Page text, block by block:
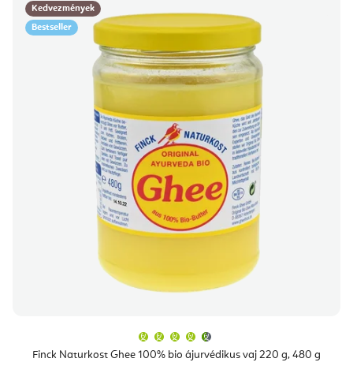
Kedvezmények
Bestseller
Finck Naturkost Ghee 100% bio ájurvédikus vaj 220 g, 480 g
átlagos
értékelése